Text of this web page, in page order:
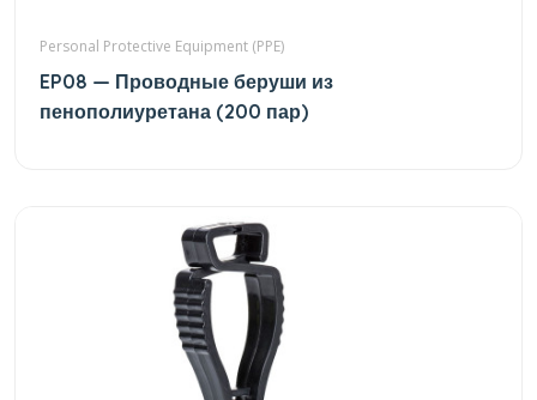
Personal Protective Equipment (PPE)
EP08 — Проводные беруши из
пенополиуретана (200 пар)